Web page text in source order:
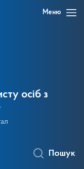
Меню
осіб з
Пошук